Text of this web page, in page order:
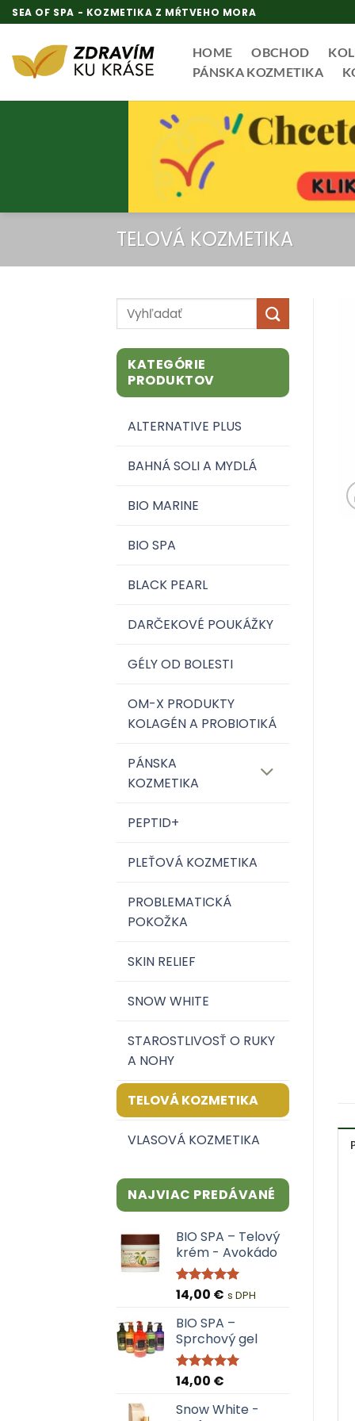
Skip
to
content
SEA OF SPA - KOZMETIKA Z MŔTVEHO MORA
HOME OBCHOD
PÁNSKA KOZMETIKA
TELOVÁ KOZMETIKA
Hľadať:
KATEGÓRIE
PRODUKTOV
ALTERNATIVE PLUS
BAHNÁ SOLI A MYDLÁ
BIO MARINE
BIO SPA
BLACK PEARL
DARČEKOVÉ POUKÁŽKY
GÉLY OD BOLESTI
OM-X PRODUKTY
KOLAGÉN A PROBIOTIKÁ
PÁNSKA
KOZMETIKA
PEPTID+
PLEŤOVÁ KOZMETIKA
PROBLEMATICKÁ
POKOŽKA
SKIN RELIEF
SNOW WHITE
STAROSTLIVOSŤ O RUKY
A NOHY
TELOVÁ KOZMETIKA
VLASOVÁ KOZMETIKA
NAJVIAC PREDÁVANÉ
BIO SPA – Telový
krém - Avokádo
Hodnotenie
14,00 € s DPH
BIO SPA –
Sprchový gel
Hodnotenie
14,00 €
Snow White -